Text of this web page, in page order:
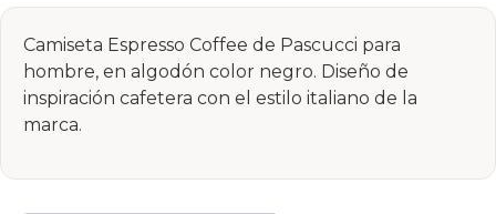
Camiseta Espresso Coffee de Pascucci para
hombre, en algodón color negro. Diseño de
inspiración cafetera con el estilo italiano de la
marca.